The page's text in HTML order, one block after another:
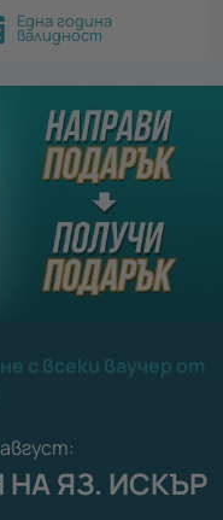
Една година
валидност
с всеки ваучер от
ЯЗ. ИСКЪР